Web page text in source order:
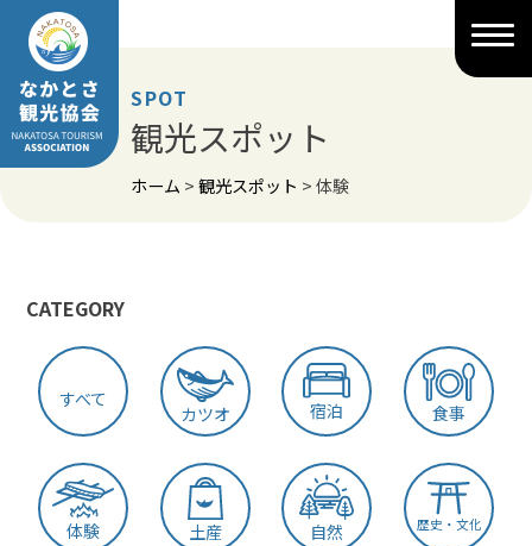
Skip
content
SPOT
観光スポット
ホーム > 観光スポット > 体験
CATEGORY
すべて
カツオ 宿泊 食事
体験 土産 自然 歴史・文化